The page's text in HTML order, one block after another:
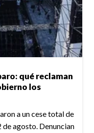
qué reclaman
los
a un cese total de
agosto. Denuncian